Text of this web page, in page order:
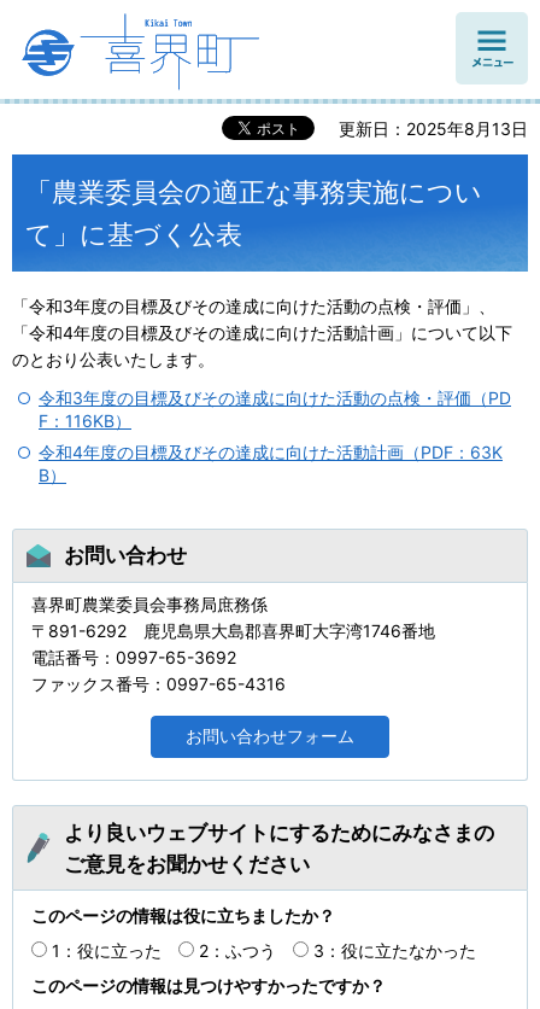
更新日：2025年8月13日
「農業委員会の適正な事務実施につい
て」に基づく公表
「令和3年度の目標及びその達成に向けた活動の点検・評価」、
「令和4年度の目標及びその達成に向けた活動計画」について以下
のとおり公表いたします。
令和3年度の目標及びその達成に向けた活動の点検・評価（PD
F：116KB）
令和4年度の目標及びその達成に向けた活動計画（PDF：63K
B）
お問い合わせ
喜界町農業委員会事務局庶務係
〒891-6292 鹿児島県大島郡喜界町大字湾1746番地
電話番号：0997-65-3692
ファックス番号：0997-65-4316
より良いウェブサイトにするためにみなさまの
ご意見をお聞かせください
このページの情報は役に立ちましたか？
1：役に立った
2：ふつう
3：役に立たなかった
このページの情報は見つけやすかったですか？